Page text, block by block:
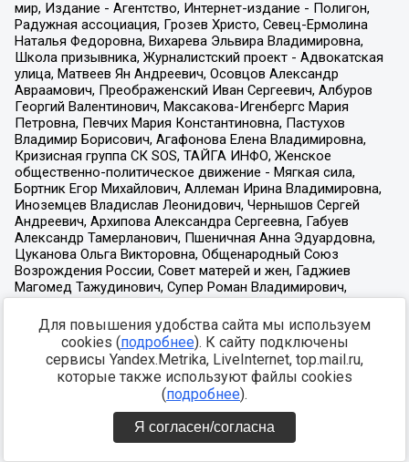
Для повышения удобства сайта мы используем
cookies (подробнее). К сайту подключены
сервисы Yandex.Metrika, LiveInternet, top.mail.ru,
которые также используют файлы cookies
(подробнее).
Я согласен/согласна